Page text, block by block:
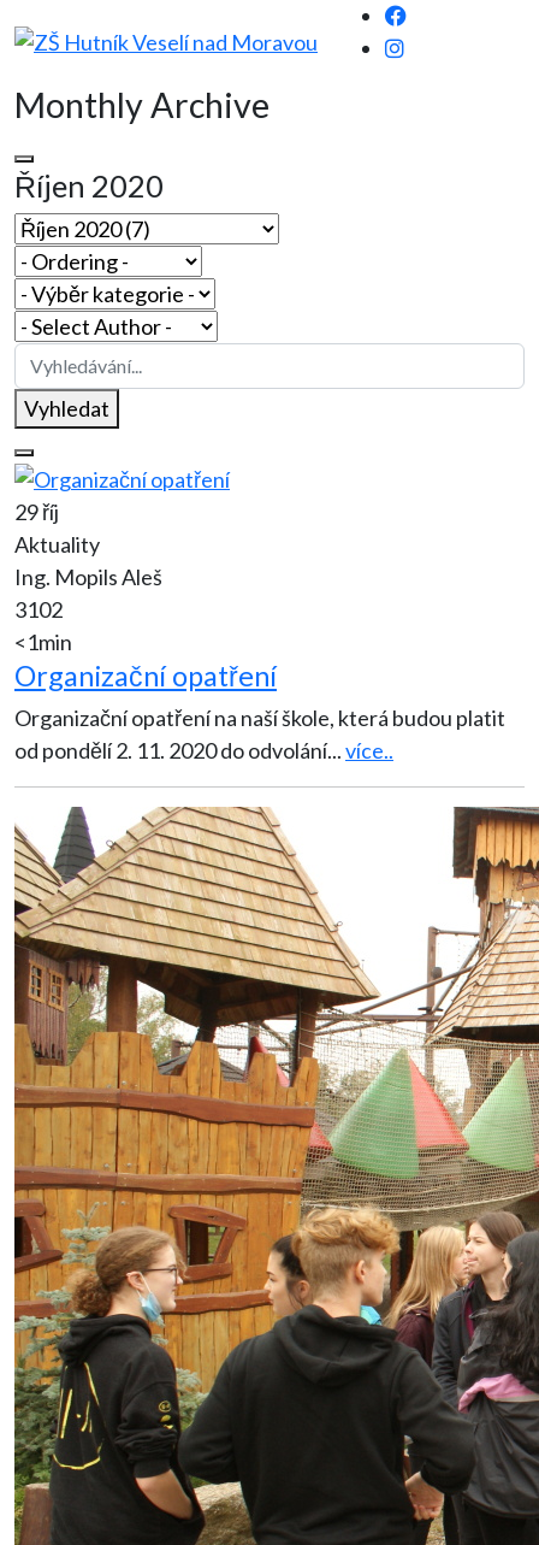
Monthly Archive
Říjen 2020
Vyhledat
29 říj
Aktuality
Ing. Mopils Aleš
3102
<1min
Organizační opatření
Organizační opatření na naší škole, která budou platit
od pondělí 2. 11. 2020 do odvolání...více..